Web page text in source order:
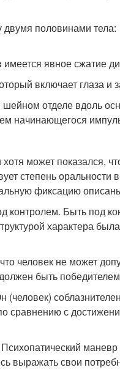
двумя половинами тела:
явное сжатие
включает глаза и
отделе вдоль
начинающегося
может показался,
степень оральности
фиксацию
контролем. Быть под
характера
человек не может
быть
(человек)
сравнению с
маневр
выражать свои